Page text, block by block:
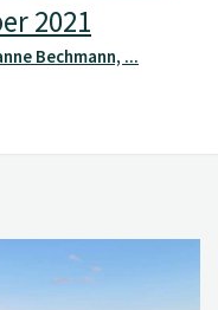
2021
Bechmann, ...